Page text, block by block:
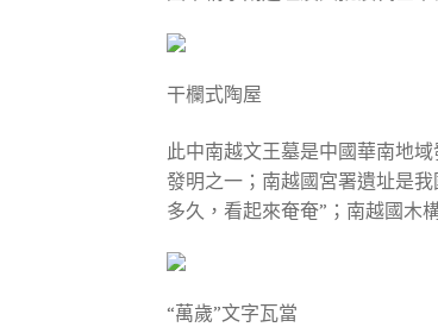
干欄式陶屋
此中南越文王墓是中國華南地
發明之一；南越國宮署遺址是
多久，看起來奄奄”；南越國木
“萬歲”文字瓦當